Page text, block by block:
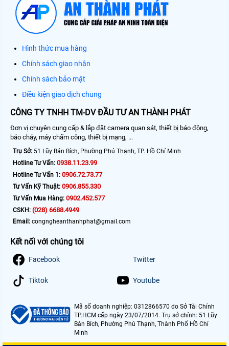
Hình thức mua hàng
Chính sách giao nhận
Chính sách bảo mật
Điều kiện giao dịch chung
CÔNG TY TNHH TM-DV ĐẦU TƯ AN THÀNH PHÁT
Đơn vị chuyên cung cấp & lắp đặt camera quan sát, thiết bị báo động,
báo cháy, máy chấm công, thiết bị mạng, ...
Trụ Sở: 51 Lũy Bán Bích, Phường Phú Thạnh, TP. Hồ Chí Minh
Hotline Tư Vấn: 0938.11.23.99
Hotline Tư Vấn 1: 0906.72.73.77
Tư Vấn Kỹ Thuật: 0906.855.330
Tư Vấn Mua Hàng: 0902.452.577
CSKH: (028) 6688.4949
Email: congngheanthanhphat@gmail.com
Kết nối với chúng tôi
Facebook Twitter
Tiktok Youtube
Mã số doanh nghiệp: 0312866570 do Sở Tài Chính
TP.HCM cấp ngày 23/07/2014. Trụ sở chính: 51 Lũy
Bán Bích, Phường Phú Thạnh, Thành Phố Hồ Chí
Minh